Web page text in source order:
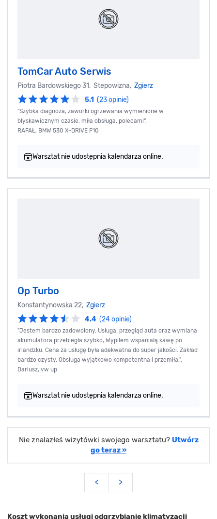
TomCar Auto Serwis
Piotra Bardowskiego 31, Stepowizna, Zgierz
5.1 (23 opinie)
"Szybka diagnoza, zaworki ogrzewania wymienione w
błyskawicznym czasie, miła obsługa, polecam!",
RAFAŁ, BMW 530 X-DRIVE F10
Warsztat nie udostępnia kalendarza online.
Op Turbo
Konstantynowska 22, Zgierz
4.4 (24 opinie)
"Jestem bardzo zadowolony. Usługa: przegląd auta oraz wymiana
akumulatora przebiegła szybko, Wypiłem wspaniałą kawę po
irlandzku. Cena za usługę była adekwatna do super jakości. Zakład
bardzo czysty. Obsługa wyjątkowo kompetentna i przemiła.",
Dariusz, vw up
Warsztat nie udostępnia kalendarza online.
Nie znalazłeś wizytówki swojego warsztatu? Utwórz
go teraz »
< >
Koszt wykonania usługi odgrzybianie klimatyzacji